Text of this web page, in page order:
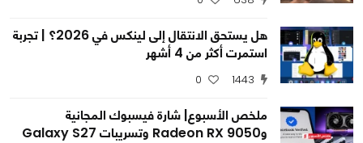
هل يستحق الانتقال إلى لينكس في 2026؟ | تجربة
استمرت أكثر من 4 أشهر
1443
0
ملخص الأسبوع| شارة فيسبوك المجانية
وRadeon RX 9050 وتسريبات Galaxy S27